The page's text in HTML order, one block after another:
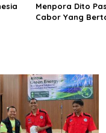
Menpora Dito
Cabor Yang